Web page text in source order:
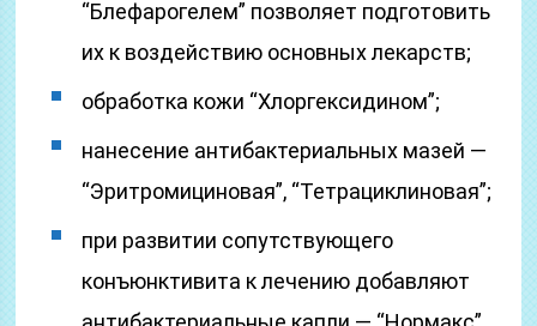
“Блефарогелем” позволяет подготовить
их к воздействию основных лекарств;
обработка кожи “Хлоргексидином”;
нанесение антибактериальных мазей —
“Эритромициновая”, “Тетрациклиновая”;
при развитии сопутствующего
конъюнктивита к лечению добавляют